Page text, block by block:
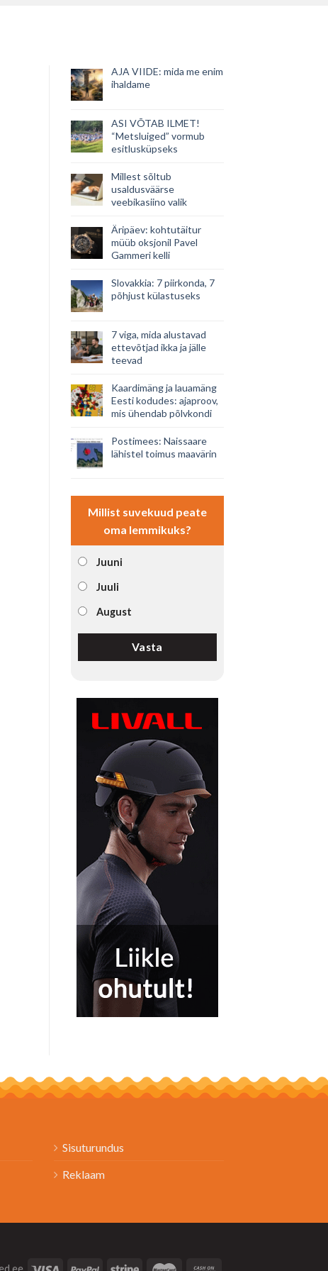
AJA VIIDE: mida me enim
ihaldame
ASI VÕTAB ILMET!
“Metsluiged” vormub
esitlusküpseks
Millest sõltub
usaldusväärse
veebikasiino valik
Äripäev: kohtutäitur
müüb oksjonil Pavel
Gammeri kelli
Slovakkia: 7 piirkonda, 7
põhjust külastuseks
7 viga, mida alustavad
ettevõtjad ikka ja jälle
teevad
Kaardimäng ja lauamäng
Eesti kodudes: ajaproov,
mis ühendab põlvkondi
Postimees: Naissaare
lähistel toimus maavärin
Millist suvekuud peate
oma lemmikuks?
Juuni
Juuli
August
Sisuturundus
Reklaam